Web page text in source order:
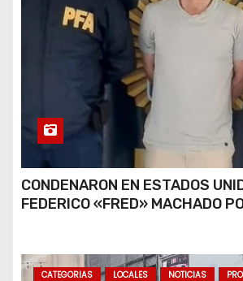
CONDENARON EN ESTADOS
FEDERICO «FRED» MACHADO
CATEGORIAS LOCALES NOTICIAS